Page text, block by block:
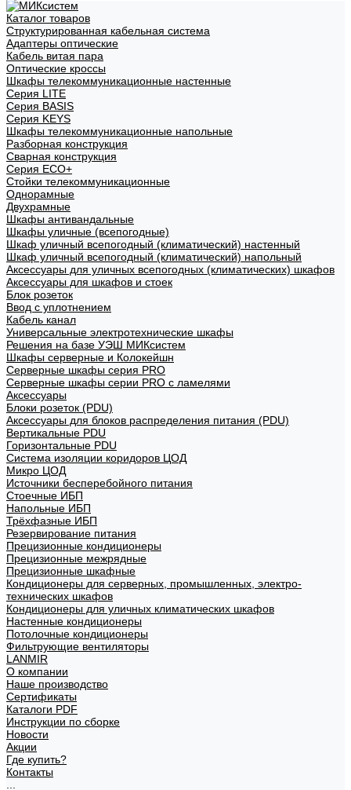
Каталог товаров
Структурированная кабельная система
Адаптеры оптические
Кабель витая пара
Оптические кроссы
Шкафы телекоммуникационные настенные
Cерия LITE
Cерия BASIS
Cерия KEYS
Шкафы телекоммуникационные напольные
Разборная конструкция
Сварная конструкция
Серия ECO+
Стойки телекоммуникационные
Однорамные
Двухрамные
Шкафы антивандальные
Шкафы уличные (всепогодные)
Шкаф уличный всепогодный (климатический) настенный
Шкаф уличный всепогодный (климатический) напольный
Аксессуары для уличных всепогодных (климатических) шкафов
Аксессуары для шкафов и стоек
Блок розеток
Ввод с уплотнением
Кабель канал
Универсальные электротехнические шкафы
Решения на базе УЭШ МИКсистем
Шкафы серверные и Колокейшн
Серверные шкафы серия PRO
Серверные шкафы серии PRO с ламелями
Аксессуары
Блоки розеток (PDU)
Аксессуары для блоков распределения питания (PDU)
Вертикальные PDU
Горизонтальные PDU
Система изоляции коридоров ЦОД
Микро ЦОД
Источники бесперебойного питания
Стоечные ИБП
Напольные ИБП
Трёхфазные ИБП
Резервирование питания
Прецизионные кондиционеры
Прецизионные межрядные
Прецизионные шкафные
Кондиционеры для серверных, промышленных, электро-
технических шкафов
Кондиционеры для уличных климатических шкафов
Настенные кондиционеры
Потолочные кондиционеры
Фильтрующие вентиляторы
LANMIR
О компании
Наше производство
Сертификаты
Каталоги PDF
Инструкции по сборке
Новости
Акции
Где купить?
Контакты